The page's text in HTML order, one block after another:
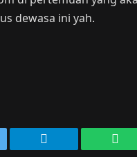
dewasa ini yah.
Telegram